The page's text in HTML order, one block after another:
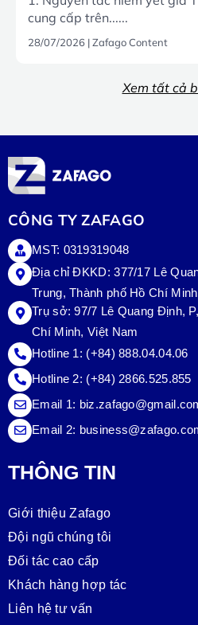
cung cấp trên......
28/07/2026 |Zafago Content
Xem tất cả
CÔNG TY ZAFAGO
MST: 0319319048
Địa chỉ ĐKKD: 377/17 Lê
Trung, Thành phố Hồ Chí
Trụ sở:97/7 Lê Quang Định,
Chí Minh, Việt Nam
Hotline 1: (+84) 888.04.04.06
Hotline 2: (+84) 2866.525.855
Email 1:
Email 2:
THÔNG TIN
Giới thiệu Zafago
Đội ngũ chúng tôi
Đối tác cao cấp
Khách hàng hợp tác
Liên hệ tư vấn